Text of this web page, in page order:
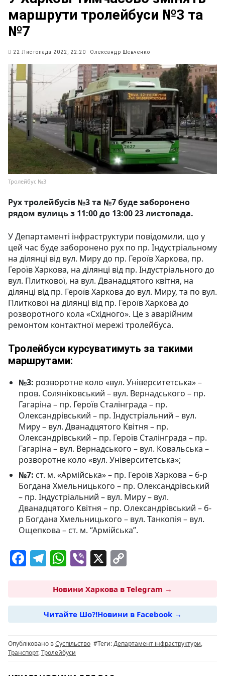
маршрути тролейбуси №3 та
№7
22 Листопада 2022, 22:20 Олександр Шевченко
Тролейбус №3
Рух тролейбусів №3 та №7 буде заборонено
рядом вулиць з 11:00 до 13:00 23 листопада.
У Департаменті інфраструктури повідомили, що у
цей час буде заборонено рух по пр. Індустріальному
на ділянці від вул. Миру до пр. Героїв Харкова, пр.
Героїв Харкова, на ділянці від пр. Індустріального до
вул. Плиткової, на вул. Дванадцятого квітня, на
ділянці від пр. Героїв Харкова до вул. Миру, та по вул.
Плиткової на ділянці від пр. Героїв Харкова до
розворотного кола «Східного». Це з аварійним
ремонтом контактної мережі тролейбуса.
Тролейбуси курсуватимуть за такими
маршрутами:
№3: розворотне коло «вул. Університетська» –
пров. Соляніковський – вул. Вернадського – пр.
Гагаріна – пр. Героїв Сталінграда – пр.
Олександрівський – пр. Індустріальний – вул.
Миру – вул. Дванадцятого Квітня – пр.
Олександрівський – пр. Героїв Сталінграда – пр.
Гагаріна – вул. Вернадського – вул. Ковальська –
розворотне коло «вул. Університетська»;
№7: ст. м. «Армійська» – пр. Героїв Харкова – б-р
Богдана Хмельницького – пр. Олександрівський
– пр. Індустріальний – вул. Миру – вул.
Дванадцятого Квітня – пр. Олександрівський – б-
р Богдана Хмельницького – вул. Танкопія – вул.
Ощепкова – ст. м. “Армійська”.
F
e
b
o
o
k
T
e
g
ra
m
W
at
s
A
p
p
Vi
er
X
p
y
Li
n
k
Новини Харкова в Telegram →
Читайте Шо?!Новини в Facebook →
Опубліковано вСуспільство #Теги:Департамент інфраструктури,
Транспорт,Тролейбуси